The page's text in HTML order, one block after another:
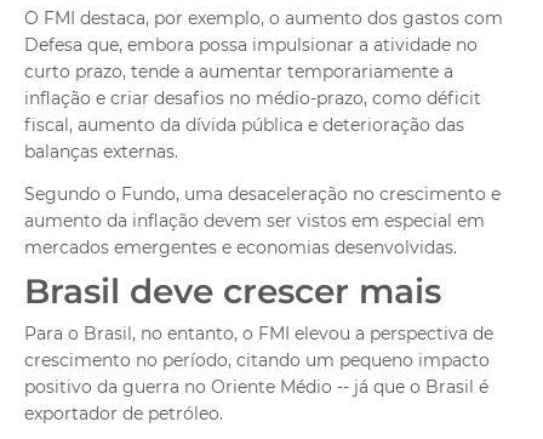
O FMI destaca, por exemplo, o aumento dos gastos com
Defesa que, embora possa impulsionar a atividade no
curto prazo, tende a aumentar temporariamente a
inflação e criar desafios no médio-prazo, como déficit
fiscal, aumento da dívida pública e deterioração das
balanças externas.
Segundo o Fundo, uma desaceleração no crescimento e
aumento da inflação devem ser vistos em especial em
mercados emergentes e economias desenvolvidas.
Brasil deve crescer mais
Para o Brasil, no entanto, o FMI elevou a perspectiva de
crescimento no período, citando um pequeno impacto
positivo da guerra no Oriente Médio -- já que o Brasil é
exportador de petróleo.